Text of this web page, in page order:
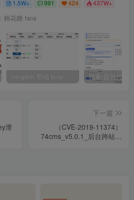
1.5W+ 991 424 437W+
棉花糖 fans
mingdon 明动 burp插件0.2.6版本 本地时间校验去除版
泄
下一篇
（CVE-2019-11374）
74cms_v5.0.1_后台跨站请